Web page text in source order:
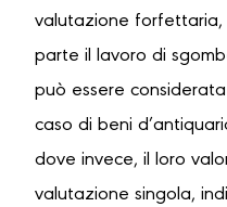
valutazione forfettaria,
parte il lavoro di
può essere
caso di beni
dove invece, il loro
valutazione singola,